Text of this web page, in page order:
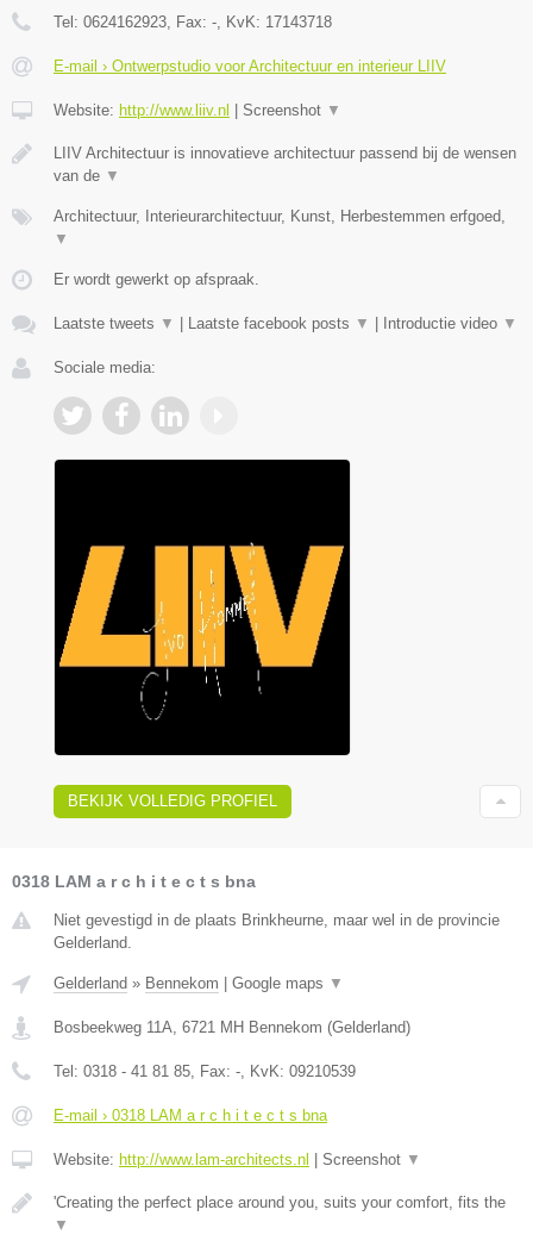
Tel: 0624162923, Fax: -, KvK: 17143718
E-mail › Ontwerpstudio voor Architectuur en interieur LIIV
Website: http://www.liiv.nl Screenshot ▼
LIIV Architectuur is innovatieve architectuur passend bij de wensen
van de ▼
Architectuur, Interieurarchitectuur, Kunst, Herbestemmen erfgoed,
▼
Er wordt gewerkt op afspraak.
Laatste tweets ▼ Laatste facebook posts ▼ Introductie video ▼
Sociale media:
BEKIJK VOLLEDIG PROFIEL
0318 LAM a r c h i t e c t s bna
Niet gevestigd in de plaats Brinkheurne, maar wel in de provincie
Gelderland.
Gelderland » Bennekom Google maps ▼
Bosbeekweg 11A, 6721 MH Bennekom (Gelderland)
Tel: 0318 - 41 81 85, Fax: -, KvK: 09210539
E-mail › 0318 LAM a r c h i t e c t s bna
Website: http://www.lam-architects.nl Screenshot ▼
'Creating the perfect place around you, suits your comfort, fits the
▼